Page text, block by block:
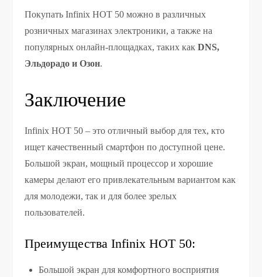
Покупать Infinix HOT 50 можно в различных
розничных магазинах электроники, а также на
популярных онлайн-площадках, таких какDNS,
Эльдорадо и Озон.
Заключение
Infinix HOT 50 – это отличный выбор для тех, кто
ищет качественный смартфон по доступной цене.
Большой экран, мощный процессор и хорошие
камеры делают его привлекательным вариантом как
для молодежи, так и для более зрелых
пользователей.
Преимущества Infinix HOT 50:
Большой экран для комфортного восприятия